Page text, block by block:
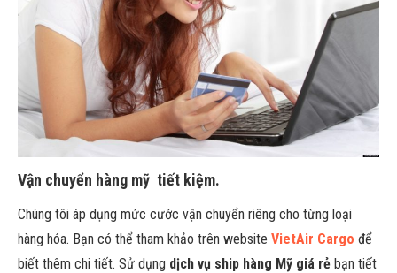
Vận chuyển hàng mỹ tiết kiệm.
Chúng tôi áp dụng mức cước vận chuyển riêng cho từng loại
hàng hóa. Bạn có thể tham khảo trên website VietAir Cargo để
biết thêm chi tiết. Sử dụng dịch vụ ship hàng Mỹ giá rẻ bạn tiết